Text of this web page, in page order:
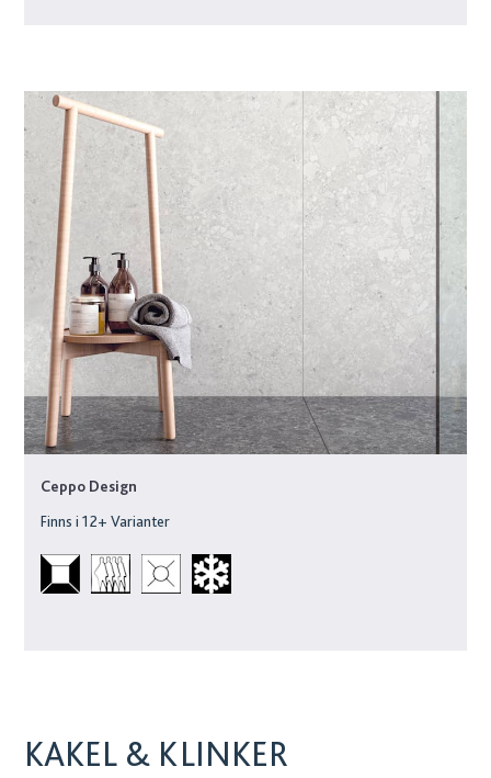
Ceppo Design
Finns i12+ Varianter
KAKEL & KLINKER